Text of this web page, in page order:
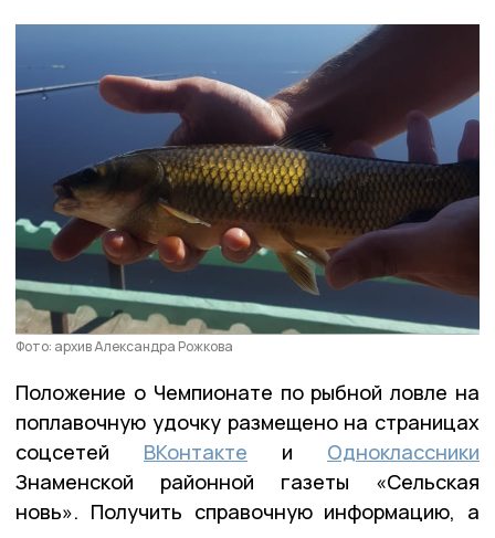
Фото: архив Александра Рожкова
Положение о Чемпионате по рыбной ловле на
поплавочную удочку размещено на страницах
соцсетей ВКонтакте и Одноклассники
Знаменской районной газеты «Сельская
новь». Получить справочную информацию, а